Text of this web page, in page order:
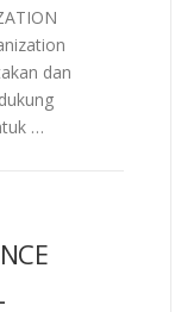
dan
…